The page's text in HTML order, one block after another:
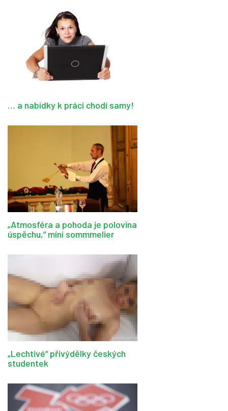
… a nabídky k práci chodí samy!
„Atmosféra a pohoda je polovina
úspěchu,“ míní sommmelier
„Lechtivé“ přivýdělky českých
studentek